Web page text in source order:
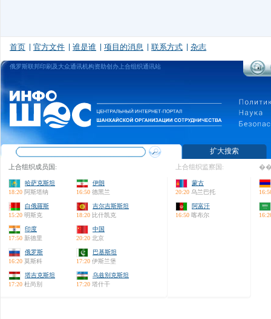
首页 官方文件 谁是谁 项目的消息 联系方式 杂志
俄罗斯联邦印刷及大众通讯机构资助创办上合组织通讯站
扩大搜索
上合组织成员国:
哈萨克斯坦
18:20 阿斯塔纳
伊朗
16:50 德黑兰
白俄羅斯
15:20 明斯克
吉尔吉斯斯坦
18:20 比什凯克
印度
17:50 新德里
中国
20:20 北京
俄罗斯
16:20 莫斯科
巴基斯坦
17:20 伊斯兰堡
塔吉克斯坦
17:20 杜尚别
乌兹别克斯坦
17:20 塔什干
上合组织监察国:
蒙古
20:20 乌兰巴托
阿富汗
16:50 喀布尔